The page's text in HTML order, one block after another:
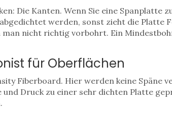
Die Kanten. Wenn Sie eine Spanplatte
werden, sonst zieht die Platte
man nicht richtig vorbohrt. Ein
für Oberflächen
Fiberboard. Hier werden keine Späne
Druck zu einer sehr dichten Platte